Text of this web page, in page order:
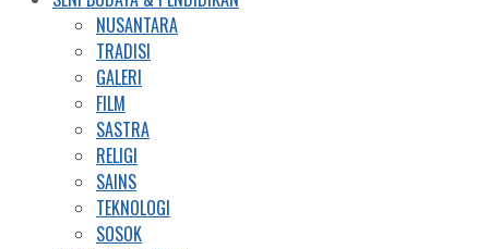
NUSANTARA
TRADISI
GALERI
FILM
SASTRA
RELIGI
SAINS
TEKNOLOGI
SOSOK